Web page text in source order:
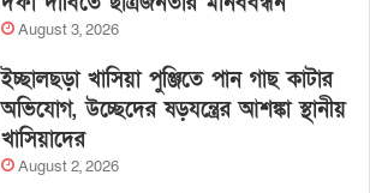
August 3, 2026
ইচ্ছালছড়া খাসিয়া পুঞ্জিতে পান গাছ কাটার
অভিযোগ, উচ্ছেদের ষড়যন্ত্রের আশঙ্কা স্থানীয়
খাসিয়াদের
August 2, 2026